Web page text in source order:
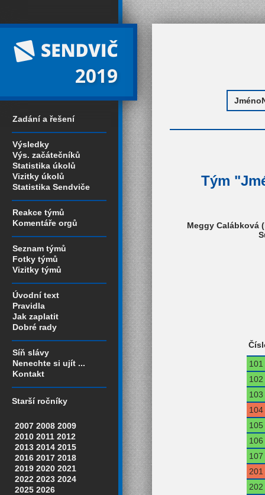
2019
Zadání a řešení
Výsledky
Výs. začátečníků
Statistika úkolů
Vizitky úkolů
Statistika Sendviče
Reakce týmů
Komentáře orgů
Seznam týmů
Fotky týmů
Vizitky týmů
Úvodní text
Pravidla
Jak zaplatit
Dobré rady
Síň slávy
Nenechte si ujít ...
Kontakt
Starší ročníky
2007 2008 2009
2010 2011 2012
2013 2014 2015
2016 2017 2018
2019 2020 2021
2022 2023 2024
2025 2026
Tým
Meggy Calábková
101
102
103
104
105
106
107
201
202